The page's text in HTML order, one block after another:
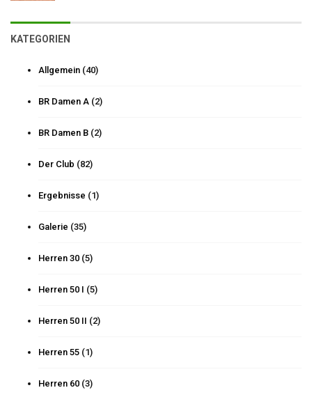
KATEGORIEN
Allgemein (40)
BR Damen A (2)
BR Damen B (2)
Der Club (82)
Ergebnisse (1)
Galerie (35)
Herren 30 (5)
Herren 50 I (5)
Herren 50 II (2)
Herren 55 (1)
Herren 60 (3)